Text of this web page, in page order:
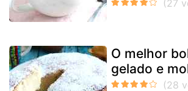
O melhor
gelado e